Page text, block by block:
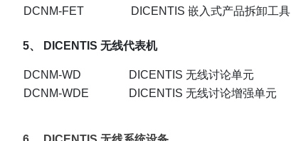
DCNM-FET
DICENTIS 嵌入式产品拆卸工具
5、 DICENTIS 无线代表机
DCNM-WD DICENTIS 无线讨论单元
DCNM-WDE
DICENTIS 无线讨论增强单元